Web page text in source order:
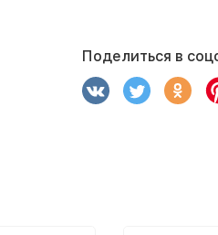
Поделиться в